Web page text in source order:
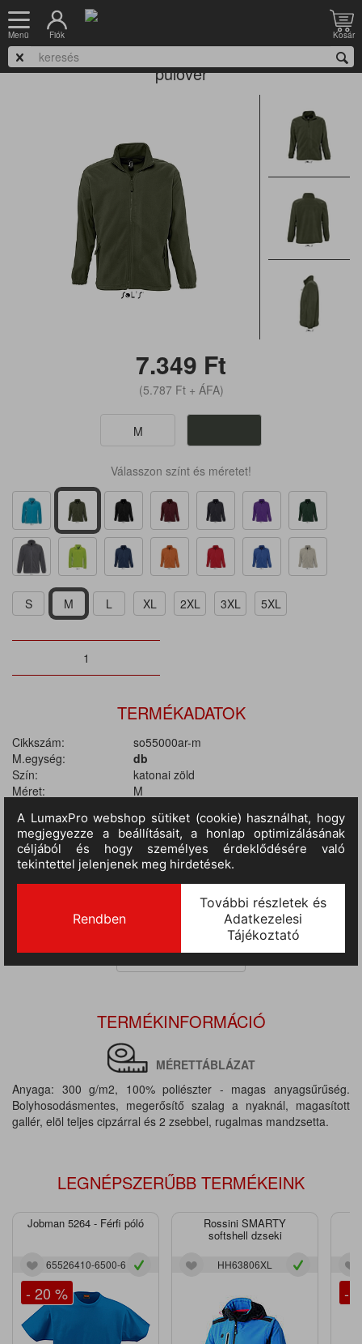
Menü Fiók Kosár
Nyitólap Munkaruházat Pulóver
Sols North 55000 - cipzáras, galléros, férfi
pulóver
7.349 Ft
(5.787 Ft+ ÁFA)
M
Válasszon színt és méretet!
S M L XL 2XL 3XL 5XL
TERMÉKADATOK
Cikkszám:
so55000ar-m
M.egység:
db
Szín:
katonai zöld
Méret:
M
Tulajdonságok:
300 gr/m2
II.RAKTÁRON
(szállítási idő 3-7 nap) :
56 db
III.RAKTÁRON
(szállítási idő 9-14 nap)
:
TERMÉKINFORMÁCIÓ
MÉRETTÁBLÁZAT
Anyaga: 300 g/m2, 100% poliészter - magas anyagsűrűség.
Bolyhosodásmentes, megerősítő szalag a nyaknál, magasított
gallér, elöl teljes cipzárral és 2 zsebbel, rugalmas mandzsetta.
LEGNÉPSZERŰBB TERMÉKEINK
Jobman 5264 - Férfi póló
65526410-6500-6
- 20 %
Rossini SMARTY
softshell dzseki
HH63806XL
-